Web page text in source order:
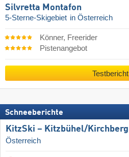
Silvretta Montafon
5-Sterne-Skigebiet in Österreich
Könner, Freerider
Pistenangebot
Testbericht
Schneeberichte
KitzSki – Kitzbühel/​Kirchberg
Österreich